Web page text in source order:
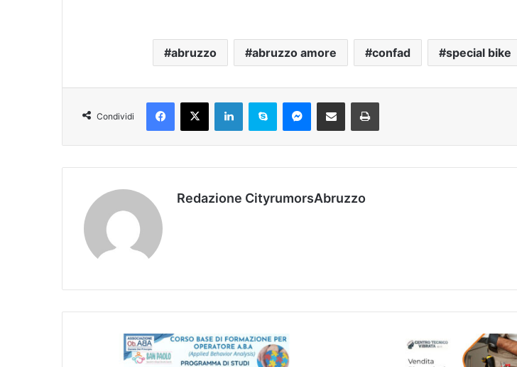
abruzzo abruzzo amore confad special bike
Condividi
Redazione CityrumorsAbruzzo